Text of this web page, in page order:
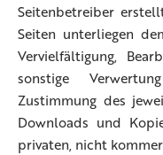
Seitenbetreiber
Seiten unterliegen
Vervielfältigung,
sonstige
Zustimmung des
Downloads und
privaten, nicht